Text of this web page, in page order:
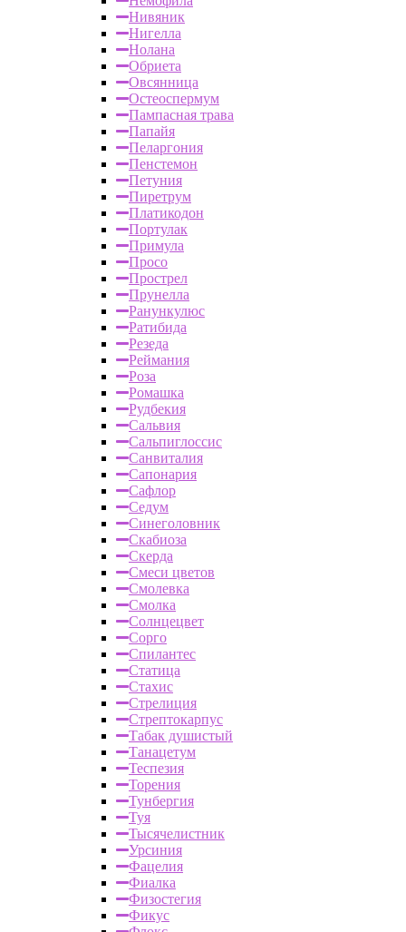
Нивяник
Нигелла
Нолана
Обриета
Овсянница
Остеоспермум
Пампасная трава
Папайя
Пеларгония
Пенстемон
Петуния
Пиретрум
Платикодон
Портулак
Примула
Просо
Прострел
Прунелла
Ранункулюс
Ратибида
Резеда
Реймания
Роза
Ромашка
Рудбекия
Сальвия
Сальпиглоссис
Санвиталия
Сапонария
Сафлор
Седум
Синеголовник
Скабиоза
Скерда
Смеси цветов
Смолевка
Смолка
Солнцецвет
Сорго
Спилантес
Статица
Стахис
Стрелиция
Стрептокарпус
Табак душистый
Танацетум
Теспезия
Торения
Тунбергия
Туя
Тысячелистник
Урсиния
Фацелия
Фиалка
Физостегия
Фикус